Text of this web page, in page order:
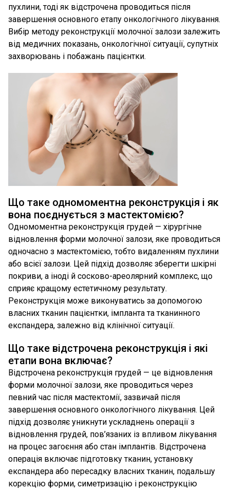
пухлини, тоді як відстрочена проводиться після
завершення основного етапу онкологічного лікування.
Вибір методу реконструкції молочної залози залежить
від медичних показань, онкологічної ситуації, супутніх
захворювань і побажань пацієнтки.
Що таке одномоментна реконструкція і як
вона поєднується з мастектомією?
Одномоментна реконструкція грудей — хірургічне
відновлення форми молочної залози, яке проводиться
одночасно з мастектомією, тобто видаленням пухлини
або всієї залози. Цей підхід дозволяє зберегти шкірні
покриви, а іноді й сосково-ареолярний комплекс, що
сприяє кращому естетичному результату.
Реконструкція може виконуватись за допомогою
власних тканин пацієнтки, імпланта та тканинного
експандера, залежно від клінічної ситуації.
Що таке відстрочена реконструкція і які
етапи вона включає?
Відстрочена реконструкція грудей — це відновлення
форми молочної залози, яке проводиться через
певний час після мастектомії, зазвичай після
завершення основного онкологічного лікування. Цей
підхід дозволяє уникнути ускладнень операції з
відновлення грудей, пов’язаних із впливом лікування
на процес загоєння або стан імплантів. Відстрочена
операція включає підготовку тканин, установку
експандера або пересадку власних тканин, подальшу
корекцію форми, симетризацію і реконструкцію